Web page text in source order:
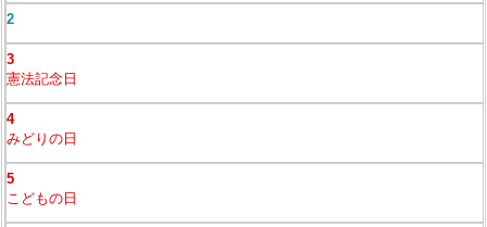
2
3
憲法記念日
4
みどりの日
5
こどもの日